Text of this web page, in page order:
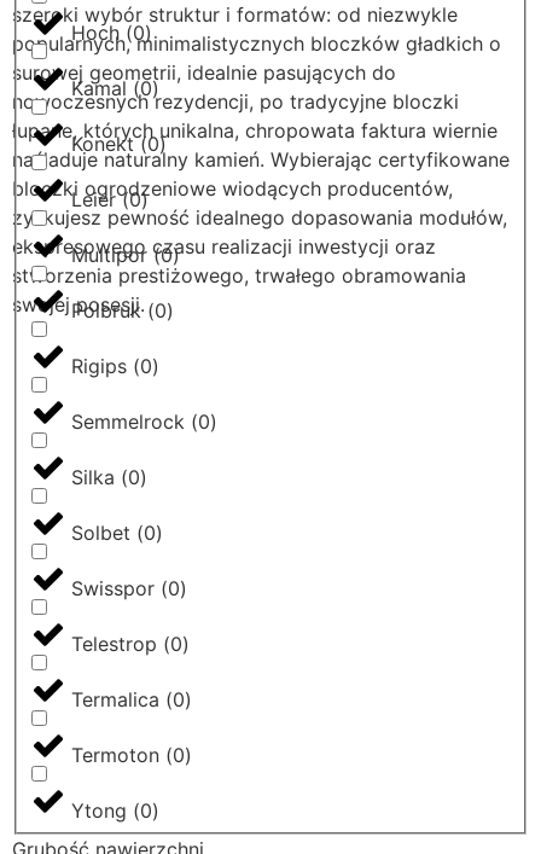
szeroki wybór struktur i formatów: od niezwykle
popularnych, minimalistycznych bloczków gładkich o
surowej geometrii, idealnie pasujących do
nowoczesnych rezydencji, po tradycyjne bloczki
łupane, których unikalna, chropowata faktura wiernie
naśladuje naturalny kamień. Wybierając certyfikowane
bloczki ogrodzeniowe wiodących producentów,
zyskujesz pewność idealnego dopasowania modułów,
ekspresowego czasu realizacji inwestycji oraz
stworzenia prestiżowego, trwałego obramowania
swojej posesji.
Hoch (0)
Kamal (0)
Konekt (0)
Leier (0)
Multipor (0)
Polbruk (0)
Rigips (0)
Semmelrock (0)
Silka (0)
Solbet (0)
Swisspor (0)
Telestrop (0)
Termalica (0)
Termoton (0)
Ytong (0)